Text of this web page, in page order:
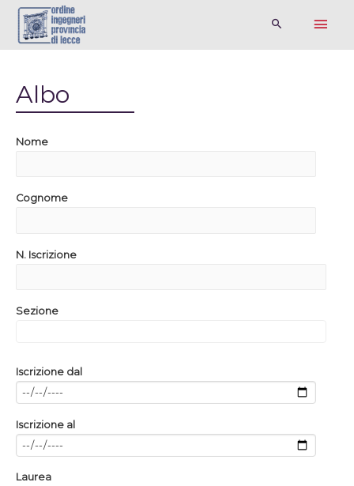
Albo
Nome
Cognome
N. Iscrizione
Sezione
Iscrizione dal
Iscrizione al
Laurea